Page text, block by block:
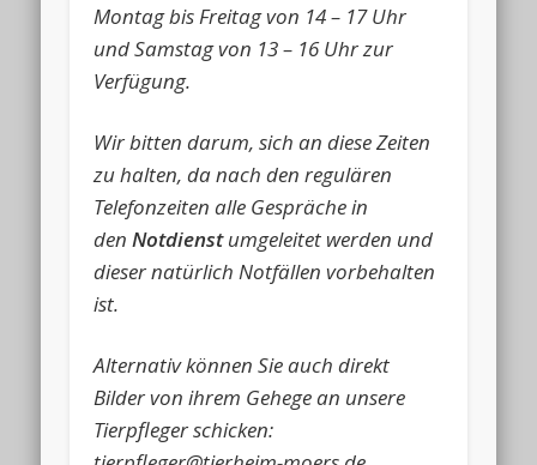
Montag bis Freitag von 14 – 17 Uhr
und Samstag von 13 – 16 Uhr zur
Verfügung.
Wir bitten darum, sich an diese Zeiten
zu halten, da nach den regulären
Telefonzeiten alle Gespräche in
denNotdienstumgeleitet werden und
dieser natürlich Notfällen vorbehalten
ist.
Alternativ können Sie auch direkt
Bilder von ihrem Gehege an unsere
Tierpfleger schicken: